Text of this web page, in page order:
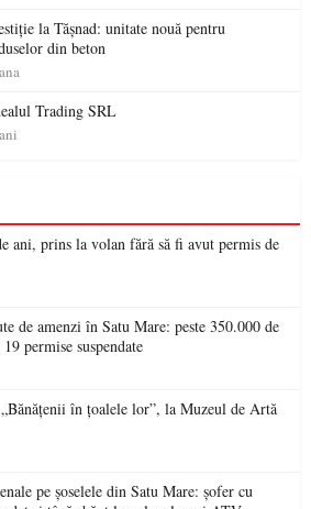
la Tășnad: unitate nouă pentru
din beton
Trading SRL
ani, prins la volan fără să fi avut permis de
de amenzi în Satu Mare: peste 350.000 de
permise suspendate
în țoalele lor”, la Muzeul de Artă
pe șoselele din Satu Mare: șofer cu